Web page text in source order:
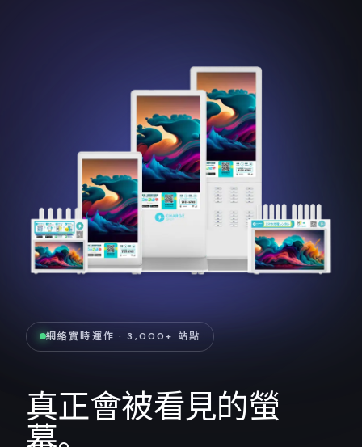
網絡實時運作 · 3,000+ 站點
真正會被看見的螢